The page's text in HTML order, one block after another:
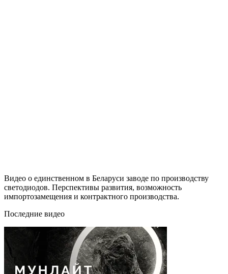
Видео о единственном в Беларуси заводе по производству
светодиодов. Перспективы развития, возможность
импортозамещения и контрактного производства.
Последние видео